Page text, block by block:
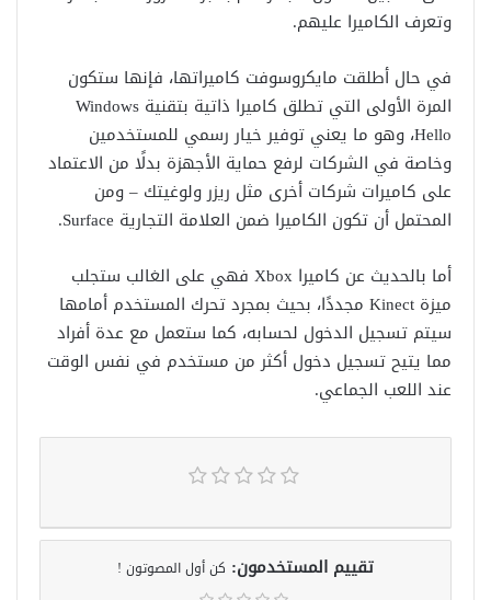
وتعرف الكاميرا عليهم.
في حال أطلقت مايكروسوفت كاميراتها، فإنها ستكون
المرة الأولى التي تطلق كاميرا ذاتية بتقنية Windows
Hello، وهو ما يعني توفير خيار رسمي للمستخدمين
وخاصة في الشركات لرفع حماية الأجهزة بدلًا من الاعتماد
على كاميرات شركات أخرى مثل ريزر ولوغيتك – ومن
المحتمل أن تكون الكاميرا ضمن العلامة التجارية Surface.
أما بالحديث عن كاميرا Xbox فهي على الغالب ستجلب
ميزة Kinect مجددًا، بحيث بمجرد تحرك المستخدم أمامها
سيتم تسجيل الدخول لحسابه، كما ستعمل مع عدة أفراد
مما يتيح تسجيل دخول أكثر من مستخدم في نفس الوقت
عند اللعب الجماعي.
تقييم المستخدمون: كن أول المصوتون !